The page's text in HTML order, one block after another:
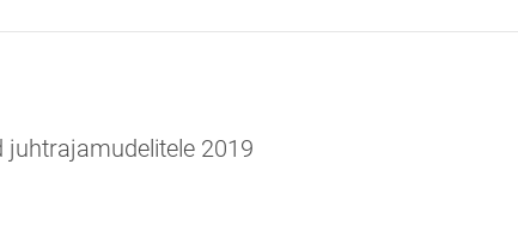
juhtrajamudelitele 2019